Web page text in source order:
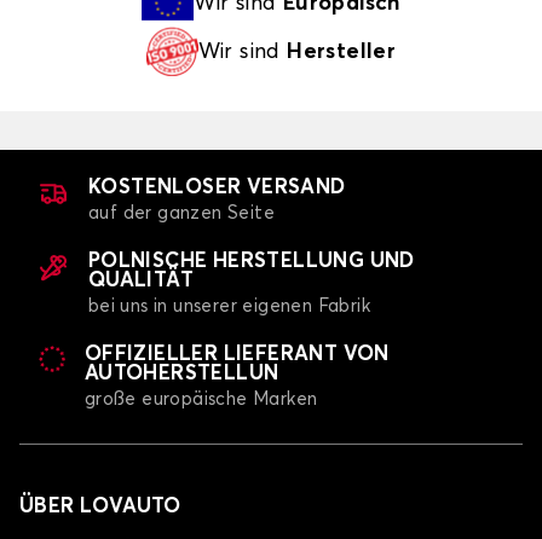
Wir sind Hersteller
KOSTENLOSER VERSAND
auf der ganzen Seite
POLNISCHE HERSTELLUNG UND
QUALITÄT
bei uns in unserer eigenen Fabrik
OFFIZIELLER LIEFERANT VON
AUTOHERSTELLUN
große europäische Marken
ÜBER LOVAUTO